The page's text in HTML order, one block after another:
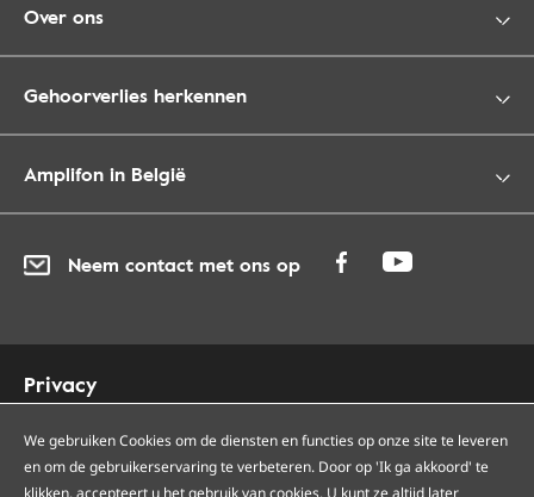
Over ons
Gehoorverlies herkennen
Amplifon in België
Neem contact met ons op
Privacy
Toegankelijkheid
Sitemap
We gebruiken Cookies om de diensten en functies op onze site te leveren
en om de gebruikerservaring te verbeteren. Door op 'Ik ga akkoord' te
klikken, accepteert u het gebruik van cookies. U kunt ze altijd later